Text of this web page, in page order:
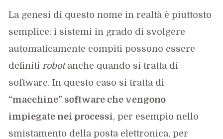
La genesi di questo nome in realtà è piuttosto
semplice: i sistemi in grado di svolgere
automaticamente compiti possono essere
definiti robotanche quando si tratta di
software. In questo caso si tratta di
“macchine” software che vengono
impiegate nei processi, per esempio nello
smistamento della posta elettronica, per